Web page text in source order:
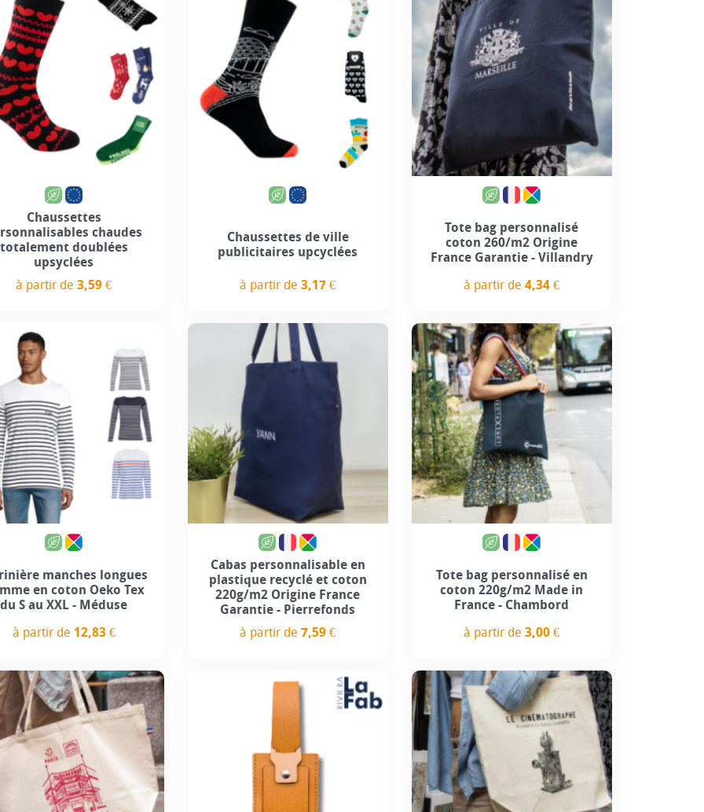
incluse
Chaussettes
chaudes
totalement doublées
upsyclées
à partir de3,59 €
Personnalisation incluse
Chaussettes de ville
publicitaires upcyclées
à partir de3,17 €
Tote bag personnalisé
coton 260/m2 Origine
France Garantie - Villandry
à partir de4,34 €
manches longues
en coton Oeko Tex
du S au XXL - Méduse
à partir de 12,83 €
Cabas personnalisable en
plastique recyclé et coton
220g/m2 Origine France
Garantie - Pierrefonds
à partir de7,59 €
Tote bag personnalisé en
coton 220g/m2 Made in
France - Chambord
à partir de3,00 €